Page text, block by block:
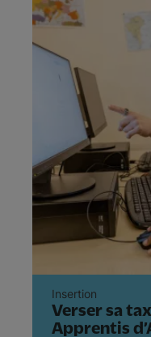
Insertion
Verser sa
Apprentis